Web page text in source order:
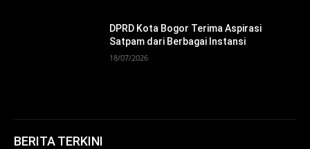
DPRD Kota Bogor Terima Aspirasi
Satpam dari Berbagai Instansi
18/07/2026
BERITA TERKINI